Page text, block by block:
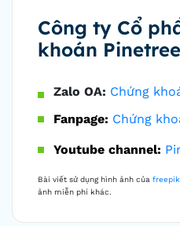
Công ty Cổ
khoán Pinetree
Zalo OA: Chứng
Fanpage: Chứng
Youtube channel:
Bài viết sử dụng hình ảnh của freepik
ảnh miễn phí khác.